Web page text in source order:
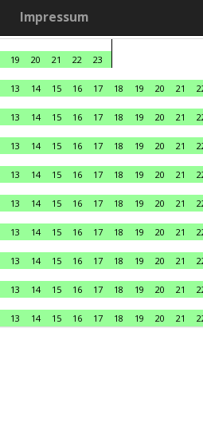
Impressum
19 20 21 22
23
13 14 15 16 17 18 19 20 21
13 14 15 16 17 18 19 20 21
13 14 15 16 17 18 19 20 21
13 14 15 16 17 18 19 20 21
13 14 15 16 17 18 19 20 21
13 14 15 16 17 18 19 20 21
13 14 15 16 17 18 19 20 21
13 14 15 16 17 18 19 20 21
13 14 15 16 17 18 19 20 21